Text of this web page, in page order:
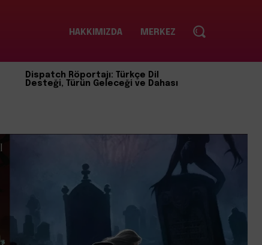
HAKKIMIZDA MERKEZ
Dispatch Röportajı: Türkçe Dil
Desteği, Türün Geleceği ve Dahası